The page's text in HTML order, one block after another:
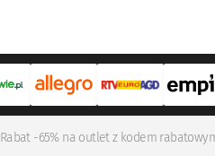
Rabat -65% na outlet z kodem